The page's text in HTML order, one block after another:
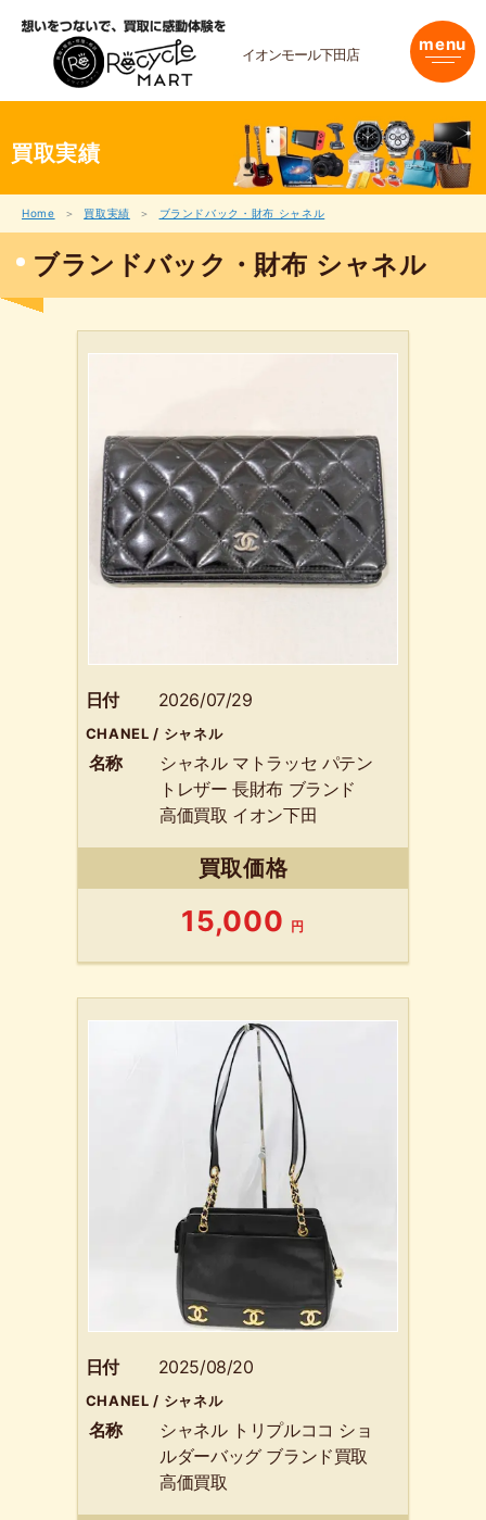
イオンモール下田店 menu
買取実績
Home 買取実績 ブランドバック・財布 シャネル
ブランドバック・財布 シャネル
日付 2026/07/29
CHANEL / シャネル
名称
シャネル マトラッセ パテン
トレザー 長財布 ブランド
高価買取 イオン下田
買取価格
15,000 円
日付 2025/08/20
CHANEL / シャネル
名称
シャネル トリプルココ ショ
ルダーバッグ ブランド買取
高価買取